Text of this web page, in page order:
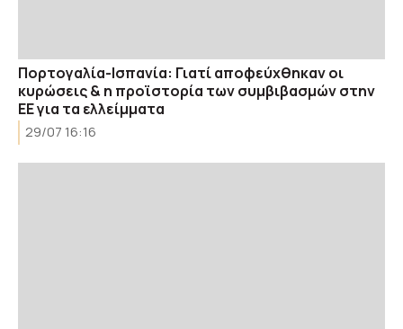
Πορτογαλία-Ισπανία: Γιατί αποφεύχθηκαν οι
κυρώσεις & η προϊστορία των συμβιβασμών στην
ΕΕ για τα ελλείμματα
29/07 16:16